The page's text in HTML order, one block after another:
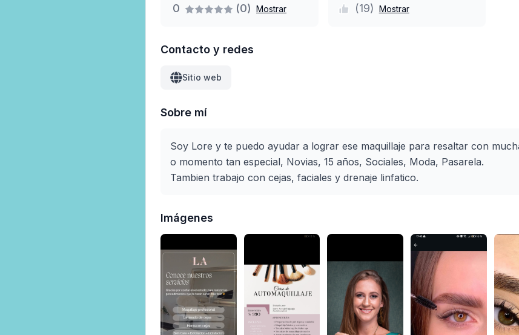
0 (0) Mostrar (19) Mostrar
Contacto y redes
Sitio web
Sobre mí
Soy Lore y te puedo ayudar a lograr ese maquillaje para resaltar con
o momento tan especial, Novias, 15 años, Sociales, Moda, Pasarela.
Imágenes